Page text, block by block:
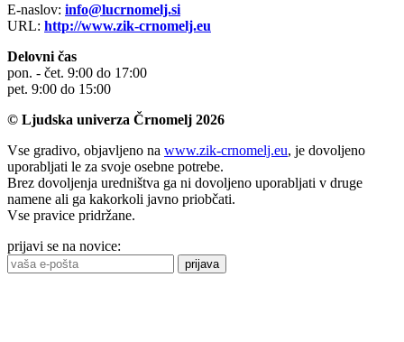
E-naslov: info@lucrnomelj.si
URL: http://www.zik-crnomelj.eu
Delovni čas
pon. - čet. 9:00 do 17:00
pet. 9:00 do 15:00
© Ljudska univerza Črnomelj 2026
Vse gradivo, objavljeno na www.zik-crnomelj.eu, je dovoljeno
uporabljati le za svoje osebne potrebe.
Brez dovoljenja uredništva ga ni dovoljeno uporabljati v druge
namene ali ga kakorkoli javno priobčati.
Vse pravice pridržane.
prijavi se na novice:
prijava